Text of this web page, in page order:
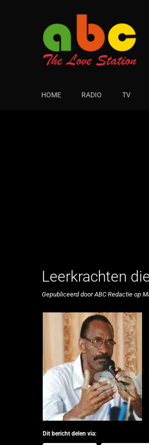
HOME RADIO TV
Leerkrachten
Gepubliceerd door ABC Redactie op
Dit bericht delen via: